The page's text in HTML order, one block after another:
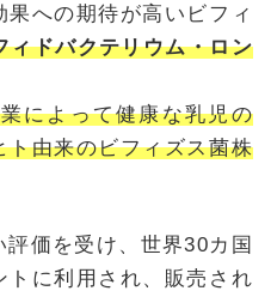
への期待が高いビフィ
ィドバクテリウム・ロン
によって健康な乳児の
ト由来のビフィズス菌株
価を受け、世界30カ国
トに利用され、販売され